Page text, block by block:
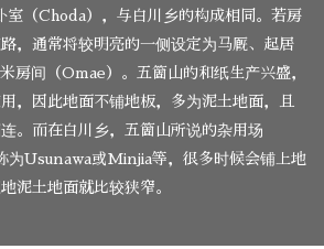
室（Choda），与白川乡的构成相同。若房
，通常将较明亮的一侧设定为马厩、起居
房间（Omae）。五箇山的和纸生产兴盛，
，因此地面不铺地板，多为泥土地面，且
。而在白川乡，五箇山所说的杂用场
为Usunawa或Minjia等，很多时候会铺上地
泥土地面就比较狭窄。